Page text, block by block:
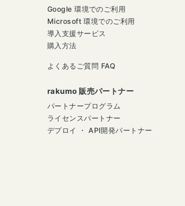
Google 環境でのご利用
Microsoft 環境でのご利用
導入支援サービス
購入方法
よくあるご質問 FAQ
rakumo 販売パートナー
パートナープログラム
ライセンスパートナー
デプロイ ・ API開発パートナー